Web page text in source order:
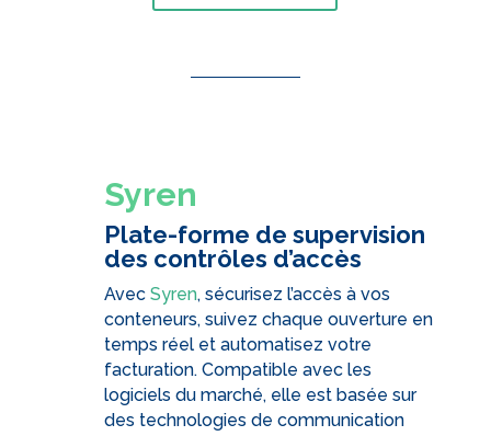
Syren
Plate-forme de supervision
des contrôles d’accès
Avec Syren, sécurisez l’accès à vos
conteneurs, suivez chaque ouverture en
temps réel et automatisez votre
facturation. Compatible avec les
logiciels du marché, elle est basée sur
des technologies de communication